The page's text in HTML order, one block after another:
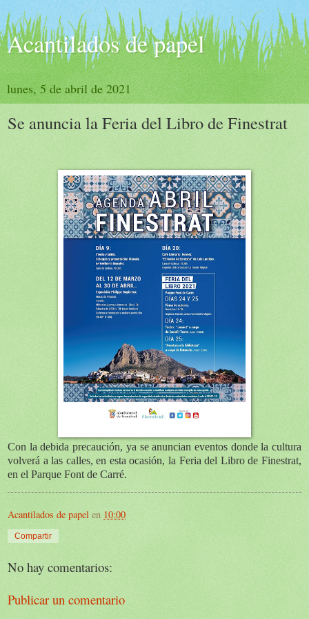
Acantilados de papel
lunes, 5 de abril de 2021
Se anuncia la Feria del Libro de Finestrat
Con la debida precaución, ya se anuncian eventos donde la cultura
volverá a las calles, en esta ocasión, la Feria del Libro de Finestrat,
en el Parque Font de Carré.
Acantilados de papel en 10:00
Compartir
No hay comentarios:
Publicar un comentario